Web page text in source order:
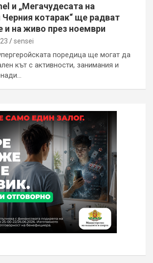
и „Мегачудесата на
Черния котарак“ ще радват
и на живо през ноември
sensei
поредица ще могат да
кът с активности, занимания и